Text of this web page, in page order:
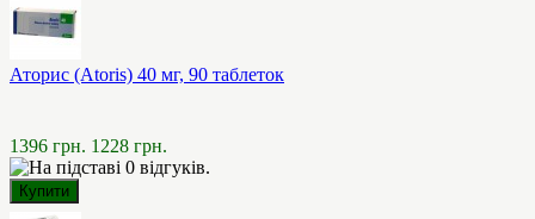
Аторис (Atoris) 40 мг, 90 таблеток
1396 грн. 1228 грн.